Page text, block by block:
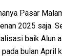
Pasar
2025 saja.
baik Alun
bulan April